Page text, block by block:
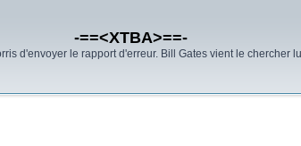
-==<XTBA>==-
d'envoyer le rapport d'erreur. Bill Gates vient le chercher